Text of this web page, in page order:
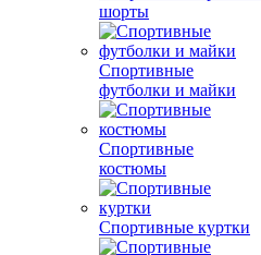
шорты
Спортивные
футболки и майки
Спортивные
костюмы
Спортивные куртки